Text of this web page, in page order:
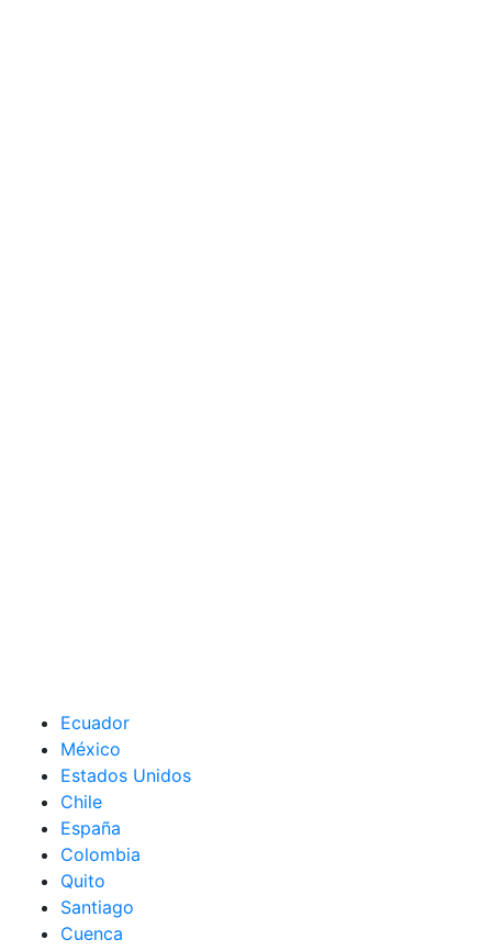
Ecuador
México
Estados Unidos
Chile
España
Colombia
Quito
Santiago
Cuenca